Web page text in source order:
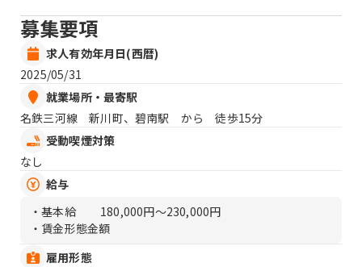
募集要項
求人有効年月日(西暦)
2025/05/31
就業場所・最寄駅
名鉄三河線 新川町、碧南駅 から 徒歩15分
受動喫煙対策
なし
給与
・基本給
180,000円〜230,000円
・賃金形態金額
雇用形態